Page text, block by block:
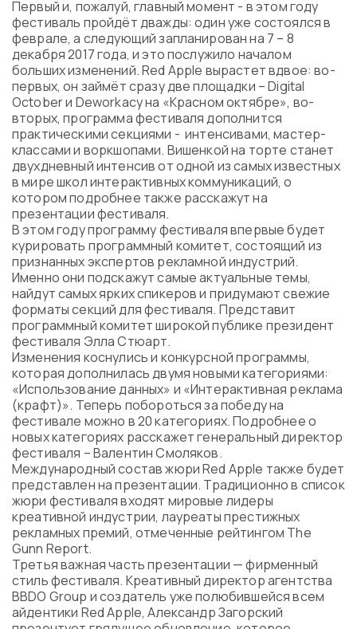
Контакты
Блог
Цикл лекций
ВОЙТИ
Первый и, пожалуй, главный момент - в этом году
фестиваль пройдёт дважды: один уже состоялся в
феврале, а следующий запланирован на 7 – 8
декабря 2017 года, и это послужило началом
больших изменений. Red Apple вырастет вдвое: во-
первых, он займёт сразу две площадки – Digital
October и Deworkacy на «Красном октябре», во-
вторых, программа фестиваля дополнится
практическими секциями - интенсивами, мастер-
классами и воркшопами. Вишенкой на торте станет
двухдневный интенсив от одной из самых известных
в мире школ интерактивных коммуникаций, о
котором подробнее также расскажут на
презентации фестиваля.
В этом году программу фестиваля впервые будет
курировать программный комитет, состоящий из
признанных экспертов рекламной индустрий.
Именно они подскажут самые актуальные темы,
найдут самых ярких спикеров и придумают свежие
форматы секций для фестиваля. Представит
программный комитет широкой публике президент
фестиваля Элла Стюарт.
Изменения коснулись и конкурсной программы,
которая дополнилась двумя новыми категориями:
«Использование данных» и «Интерактивная реклама
(крафт)». Теперь побороться за победу на
фестивале можно в 20 категориях. Подробнее о
новых категориях расскажет генеральный директор
фестиваля – Валентин Смоляков.
Международный состав жюри Red Apple также будет
представлен на презентации. Традиционно в список
жюри фестиваля входят мировые лидеры
креативной индустрии, лауреаты престижных
рекламных премий, отмеченные рейтингом The
Gunn Report.
Третья важная часть презентации — фирменный
стиль фестиваля. Креативный директор агентства
BBDO Group и создатель уже полюбившейся всем
айдентики Red Apple, Александр Загорский